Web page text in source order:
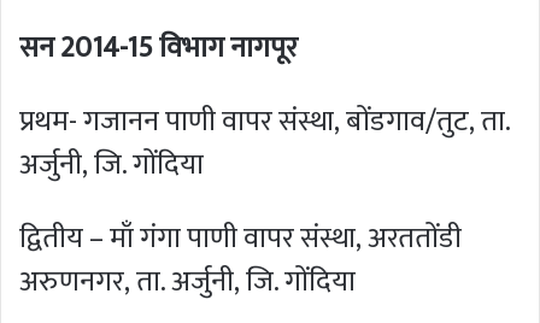
सन 2014-15 विभाग नागपूर
प्रथम- गजानन पाणी वापर संस्था, बोंडगाव/तुट, ता.
अर्जुनी, जि. गोंदिया
द्वितीय – माँ गंगा पाणी वापर संस्था, अरततोंडी
अरुणनगर, ता. अर्जुनी, जि. गोंदिया